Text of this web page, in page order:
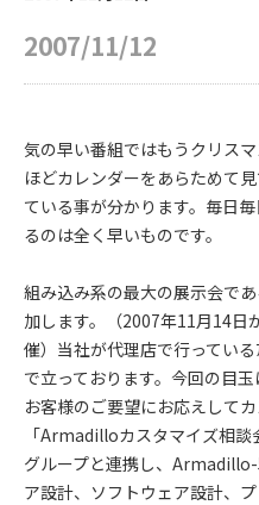
2007/11/12
気の早い番組ではもうクリス
ほどカレンダーをあらためて
ている事が分かります。毎日
るのは全く早いものです。
組み込み系の最大の展示会で
加します。（2007年11月14日
催）当社が代理店で行ってい
で立っております。今回の目
お客様のご要望にお応えして
「Armadilloカスタマイズ相談
グループと連携し、
ア設計、ソフトウェア設計、